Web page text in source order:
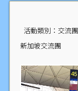
活動類別：交流
新加坡交流團